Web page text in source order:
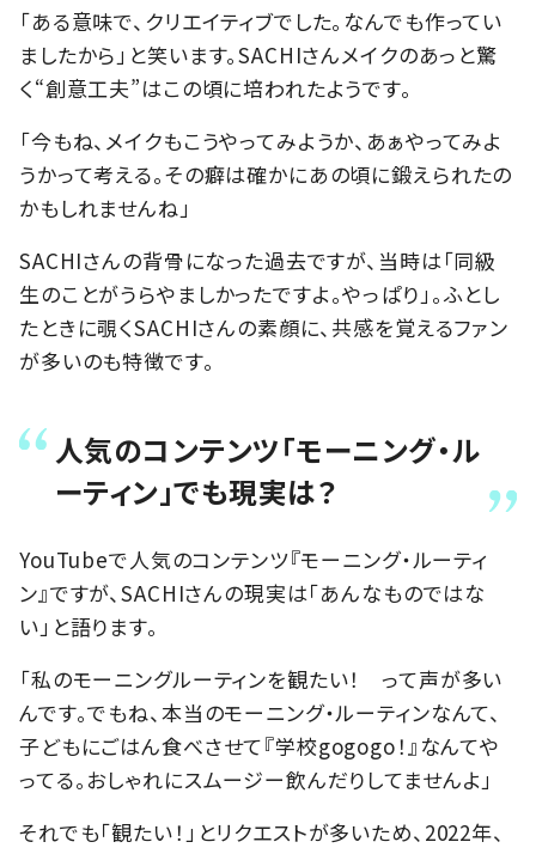
「ある意味で、クリエイティブでした。なんでも作ってい
ましたから」と笑います。SACHIさんメイクのあっと驚
く“創意工夫”はこの頃に培われたようです。
「今もね、メイクもこうやってみようか、あぁやってみよ
うかって考える。その癖は確かにあの頃に鍛えられたの
かもしれませんね」
SACHIさんの背骨になった過去ですが、当時は「同級
生のことがうらやましかったですよ。やっぱり」。ふとし
たときに覗くSACHIさんの素顔に、共感を覚えるファン
が多いのも特徴です。
人気のコンテンツ「モーニング・ル
ーティン」でも現実は？
YouTubeで人気のコンテンツ『モーニング・ルーティ
ン』ですが、SACHIさんの現実は「あんなものではな
い」と語ります。
「私のモーニングルーティンを観たい！ って声が多い
んです。でもね、本当のモーニング・ルーティンなんて、
子どもにごはん食べさせて『学校gogogo！』なんてや
ってる。おしゃれにスムージー飲んだりしてませんよ」
それでも「観たい！」とリクエストが多いため、2022年、